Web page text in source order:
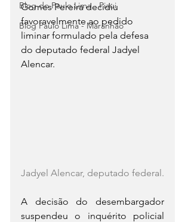
Blog do Paulo Lima - Piaui
Blog Paulo Lima - Maranhão
Gomes Pereira decidiu
favoravelmente ao pedido
liminar formulado pela defesa
do deputado federal Jadyel
Alencar.
Jadyel Alencar, deputado federal.
A decisão do desembargador
suspendeu o inquérito policial